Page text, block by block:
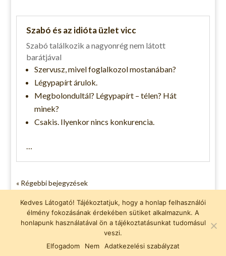
Szabó és az idióta üzlet vicc
Szabó találkozik a nagyonrég nem látott
barátjával
Szervusz, mivel foglalkozol mostanában?
Légypapírt árulok.
Megbolondultál? Légypapírt – télen? Hát
minek?
Csakis. Ilyenkor nincs konkurencia.
« Régebbi bejegyzések
Adatvédelmi nyilatkozat
vicc, viccek, fárasztó viccek
Kedves Látogató! Tájékoztatjuk, hogy a honlap felhasználói
élmény fokozásának érdekében sütiket alkalmazunk. A
honlapunk használatával ön a tájékoztatásunkat tudomásul
veszi.
Elfogadom
Nem Adatkezelési szabályzat